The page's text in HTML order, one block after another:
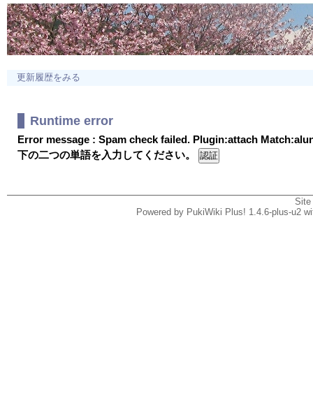
更新履歴をみる
Runtime error
Error message : Spam check failed. Plugin:attach
下の二つの単語を入力してください。
Powered by PukiWiki Plus! 1.4.6-plus-u2